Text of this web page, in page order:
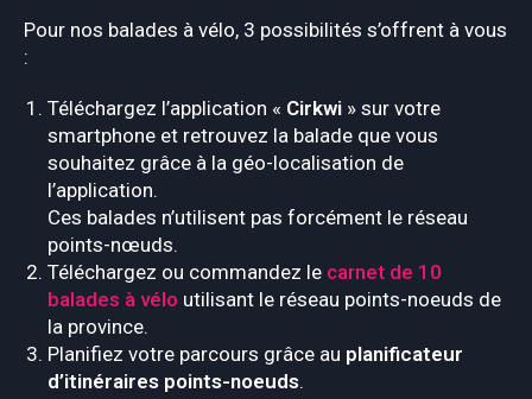
Pour nos balades à vélo, 3 possibilités s’offrent à vous
:
Téléchargez l’application « Cirkwi » sur votre
smartphone et retrouvez la balade que vous
souhaitez grâce à la géo-localisation de
l’application.
Ces balades n’utilisent pas forcément le réseau
points-nœuds.
Téléchargez ou commandez le carnet de 10
balades à vélo utilisant le réseau points-noeuds de
la province.
Planifiez votre parcours grâce au planificateur
d’itinéraires points-noeuds.